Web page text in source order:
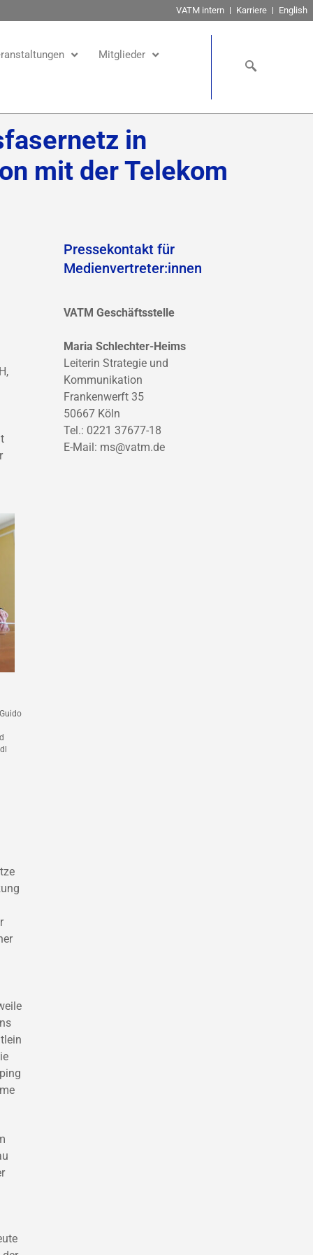
VATM intern Karriere English
Mitglieder
in
mit der Telekom
Pressekontakt für
Medienvertreter:innen
VATM Geschäftsstelle
Maria Schlechter-Heims
Leiterin Strategie und
Kommunikation
Frankenwerft 35
50667 Köln
Tel.: 0221 37677-18
E-Mail: ms@vatm.de